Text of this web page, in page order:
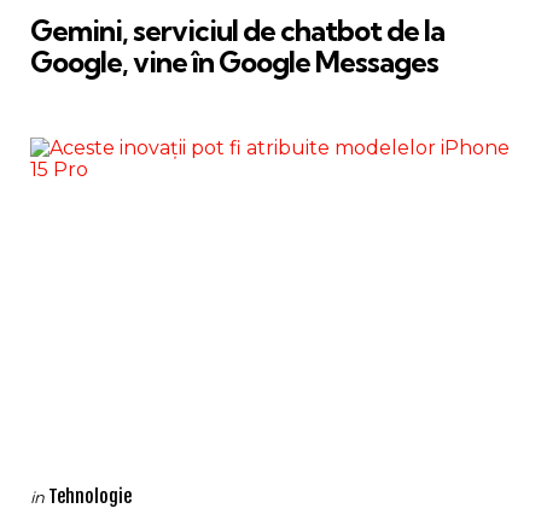
Gemini, serviciul de chatbot de la
Google, vine în Google Messages
Categories
Posted
in Tehnologie